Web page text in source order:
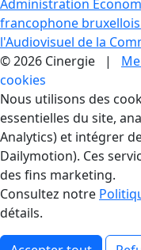
Administration
francophone bruxellois
l'Audiovisuel de la
© 2026 Cinergie |
cookies
Gestion des
Nous utilisons des
essentielles du site,
Analytics) et intégrer
Dailymotion). Ces
des fins marketing.
Consultez notre
détails.